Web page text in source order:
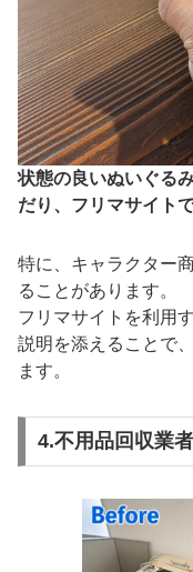
状態の良いぬいぐる
だり、フリマサイト
特に、キャラクター
ることがあります。
フリマサイトを利用
説明を添えることで
ます。
4.不用品回収業